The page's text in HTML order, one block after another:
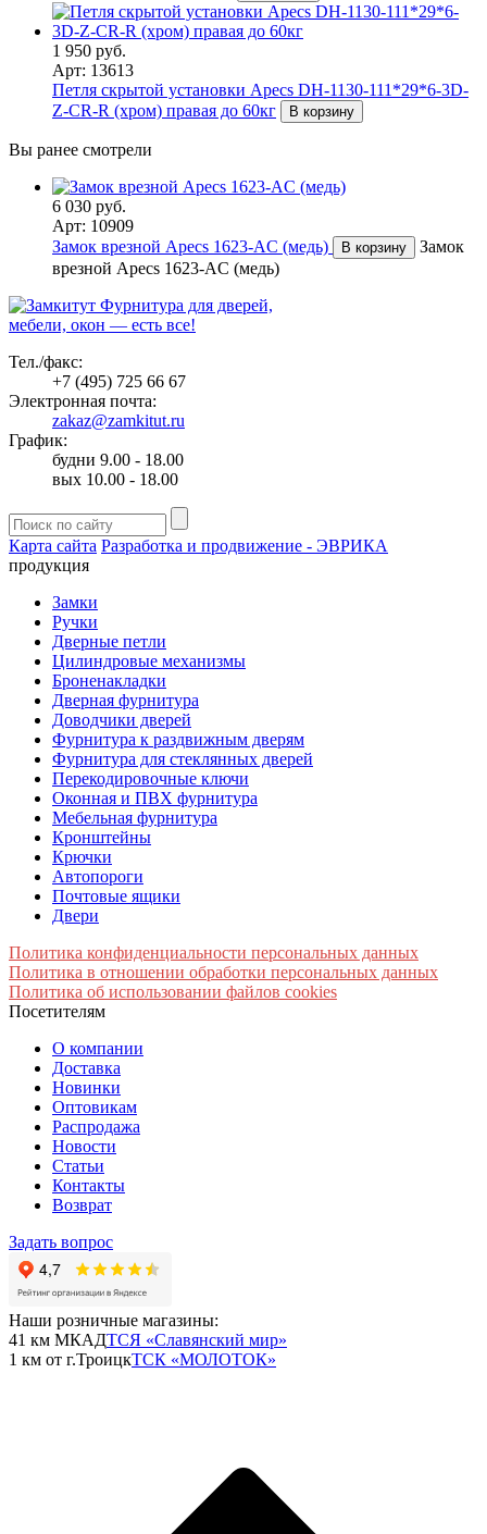
1 950 руб.
Арт: 13613
Петля скрытой установки Apecs DH-1130-111*29*6-3D-
Z-CR-R (хром) правая до 60кг
В корзину
Вы ранее смотрели
6 030 руб.
Арт: 10909
Замок врезной Apecs 1623-AC (медь)
В корзину
Замок
врезной Apecs 1623-AC (медь)
Фурнитура для дверей,
мебели, окон — есть все!
Тел./факс:
+7 (495) 725 66 67
Электронная почта:
zakaz@zamkitut.ru
График:
будни 9.00 - 18.00
вых 10.00 - 18.00
Карта сайта Разработка и продвижение - ЭВРИКА
продукция
Замки
Ручки
Дверные петли
Цилиндровые механизмы
Броненакладки
Дверная фурнитура
Доводчики дверей
Фурнитура к раздвижным дверям
Фурнитура для стеклянных дверей
Перекодировочные ключи
Оконная и ПВХ фурнитура
Мебельная фурнитура
Кронштейны
Крючки
Автопороги
Почтовые ящики
Двери
Политика конфиденциальности персональных данных
Политика в отношении обработки персональных данных
Политика об использовании файлов cookies
Посетителям
О компании
Доставка
Новинки
Оптовикам
Распродажа
Новости
Статьи
Контакты
Возврат
Задать вопрос
Наши розничные магазины:
41 км МКАДТСЯ «Славянский мир»
1 км от г.ТроицкТСК «МОЛОТОК»